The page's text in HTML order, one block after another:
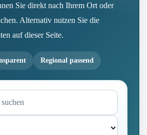
Sie direkt nach Ihrem Ort oder
Alternativ nutzen Sie die
auf dieser Seite.
Regional passend